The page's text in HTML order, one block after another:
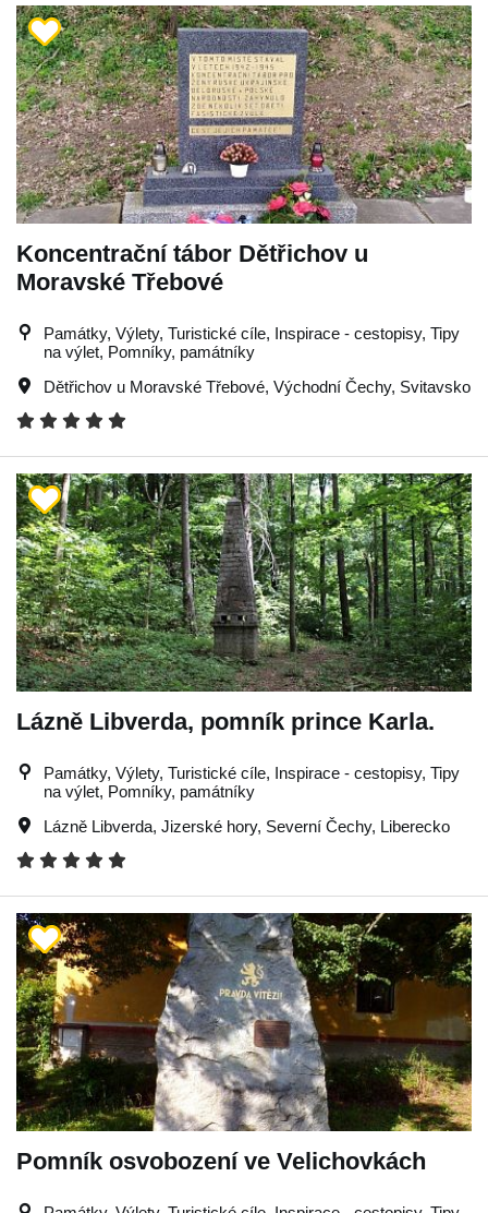
Koncentrační tábor Dětřichov u
Moravské Třebové
Památky, Výlety, Turistické cíle, Inspirace - cestopisy, Tipy
na výlet, Pomníky, památníky
Dětřichov u Moravské Třebové, Východní Čechy, Svitavsko
Lázně Libverda, pomník prince Karla.
Památky, Výlety, Turistické cíle, Inspirace - cestopisy, Tipy
na výlet, Pomníky, památníky
Lázně Libverda, Jizerské hory, Severní Čechy, Liberecko
Pomník osvobození ve Velichovkách